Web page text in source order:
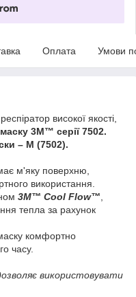
Оплата Умови
високої якості,
3M™ серії 7502.
– М (7502).
м'яку поверхню,
використання.
3M™ Cool Flow™
тепла за рахунок
комфортно
часу.
використовувати